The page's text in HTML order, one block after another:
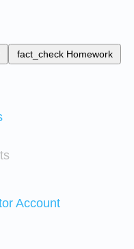
fact_check Homework
Account